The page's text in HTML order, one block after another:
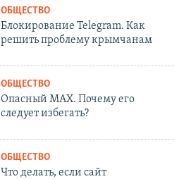
ОБЩЕСТВО
Блокирование Telegram. Как
решить проблему крымчанам
ОБЩЕСТВО
Опасный MAX. Почему его
следует избегать?
ОБЩЕСТВО
Что делать, если сайт